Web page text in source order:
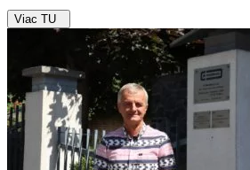
Viac TU